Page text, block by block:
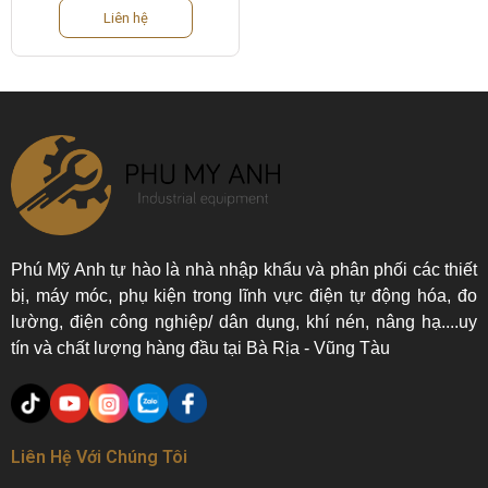
Liên hệ
Phú Mỹ Anh tự hào là nhà nhập khẩu và phân phối các thiết
bị, máy móc, phụ kiện trong lĩnh vực điện tự động hóa, đo
lường, điện công nghiệp/ dân dụng, khí nén, nâng hạ....uy
tín và chất lượng hàng đầu tại Bà Rịa - Vũng Tàu
Liên Hệ Với Chúng Tôi